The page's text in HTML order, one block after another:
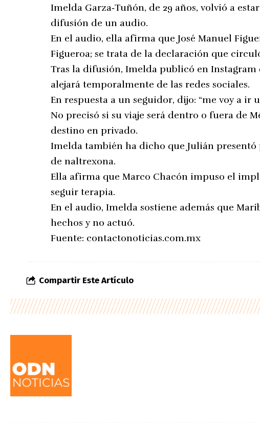
Imelda Garza‑Tuñón, de 29 años, volvió a
difusión de un audio.
En el audio, ella afirma que José Manuel
Figueroa; se trata de la declaración que
Tras la difusión, Imelda publicó en Instagram
alejará temporalmente de las redes sociales.
En respuesta a un seguidor, dijo: “me voy a ir
No precisó si su viaje será dentro o fuera de
destino en privado.
Imelda también ha dicho que Julián
de naltrexona.
Ella afirma que Marco Chacón impuso el
seguir terapia.
En el audio, Imelda sostiene además que
hechos y no actuó.
Fuente: contactonoticias.com.mx
Compartir Este Artículo